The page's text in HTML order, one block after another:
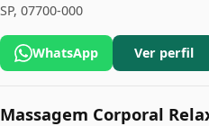
SP, 07700-000
WhatsApp Ver perfil
Massagem Corporal